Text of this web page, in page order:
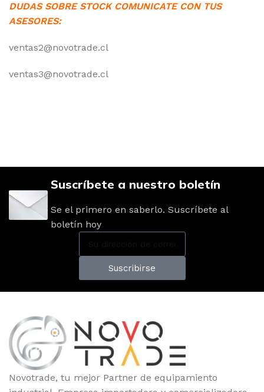
DUDAS SOBRE STOCK COMUNICATE CON TUS
ASESORES:
ventas2@novotrade.cl
ventas3@novotrade.cl
Suscríbete a nuestro boletín
Se el primero en saberlo. Suscríbete al
boletín hoy
Suscribirse
Novotrade, tu mejor Partner de equipamiento